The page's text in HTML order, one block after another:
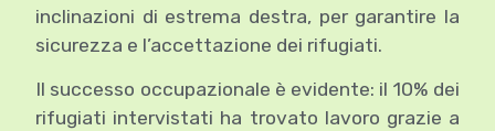
inclinazioni di estrema destra, per garantire la
sicurezza e l’accettazione dei rifugiati.
Il successo occupazionale è evidente: il 10% dei
rifugiati intervistati ha trovato lavoro grazie a